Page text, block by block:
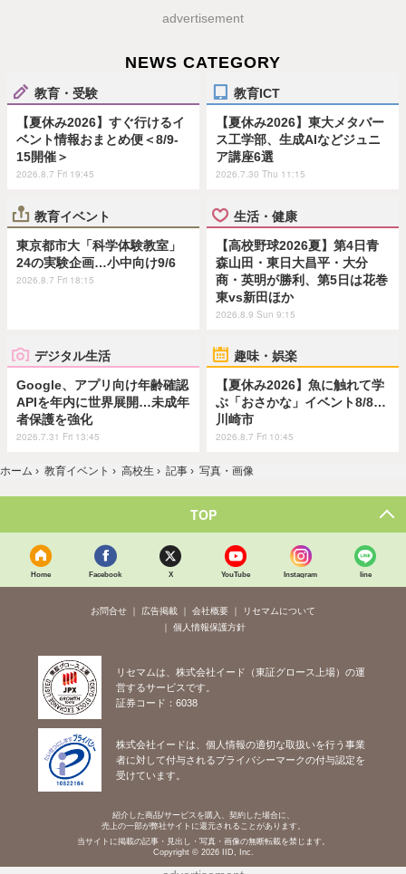
advertisement
NEWS CATEGORY
教育・受験
【夏休み2026】すぐ行けるイ
ベント情報おまとめ便＜8/9-
15開催＞
2026.8.7 Fri 19:45
教育ICT
【夏休み2026】東大メタバー
ス工学部、生成AIなどジュニ
ア講座6選
2026.7.30 Thu 11:15
教育イベント
東京都市大「科学体験教室」
24の実験企画…小中向け9/6
2026.8.7 Fri 18:15
生活・健康
【高校野球2026夏】第4日青
森山田・東日大昌平・大分
商・英明が勝利、第5日は花巻
東vs新田ほか
2026.8.9 Sun 9:15
デジタル生活
Google、アプリ向け年齢確認
APIを年内に世界展開…未成年
者保護を強化
2026.7.31 Fri 13:45
趣味・娯楽
【夏休み2026】魚に触れて学
ぶ「おさかな」イベント8/8…
川崎市
2026.8.7 Fri 10:45
ホーム › 教育イベント › 高校生 › 記事 › 写真・画像
TOP
Home Facebook X YouTube Instagram line
お問合せ 広告掲載 会社概要
リセマムについて
個人情報保護方針
リセマムは、株式会社イード（東証グロース上場）の運
営するサービスです。
証券コード：6038
株式会社イードは、個人情報の適切な取扱いを行う事業
者に対して付与されるプライバシーマークの付与認定を
受けています。
紹介した商品/サービスを購入、契約した場合に、
売上の一部が弊社サイトに還元されることがあります。
当サイトに掲載の記事・見出し・写真・画像の無断転載を禁じます。
Copyright © 2026 IID, Inc.